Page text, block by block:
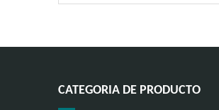
CATEGORIA DE PRODUCTO